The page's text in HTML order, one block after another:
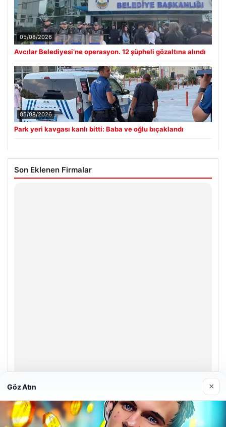
05/08/2026
Avcılar Belediyesi’ne operasyon. 12 şüpheli gözaltına alındı
05/08/2026
Park yeri kavgası kanlı bitti: Baba ve oğlu bıçaklandı
Son Eklenen Firmalar
Enes Kaplan Avukatlık Bürosu
28/04/2026
Göz Atın ×